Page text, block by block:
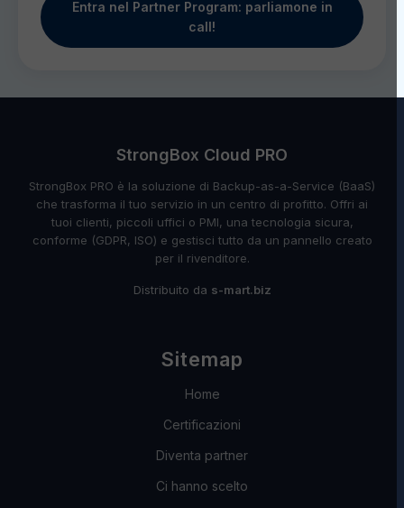
Entra nel Partner Program: parliamone in
call!
StrongBox Cloud PRO
StrongBox PRO è la soluzione di Backup-as-a-Service (BaaS)
che trasforma il tuo servizio in un centro di profitto. Offri ai
tuoi clienti, piccoli uffici o PMI, una tecnologia sicura,
conforme (GDPR, ISO) e gestisci tutto da un pannello creato
per il rivenditore.
Distribuito da s-mart.biz
Sitemap
Home
Certificazioni
Diventa partner
Ci hanno scelto